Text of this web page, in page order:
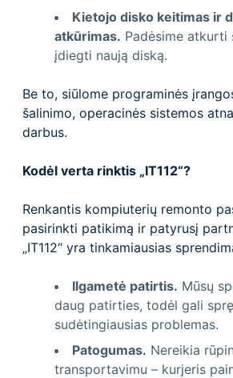
Kietojo disko keitimas ir
atkūrimas. Padėsime atkurti
įdiegti naują diską.
Be to, siūlome programinės
šalinimo, operacinės sistemos
darbus.
Kodėl verta rinktis „IT112“?
Renkantis kompiuterių remonto
pasirinkti patikimą ir patyrusį
„IT112“ yra tinkamiausias
Ilgametė patirtis. Mūsų
daug patirties, todėl gali
sudėtingiausias problemas.
Patogumas. Nereikia
transportavimu – kurjeris